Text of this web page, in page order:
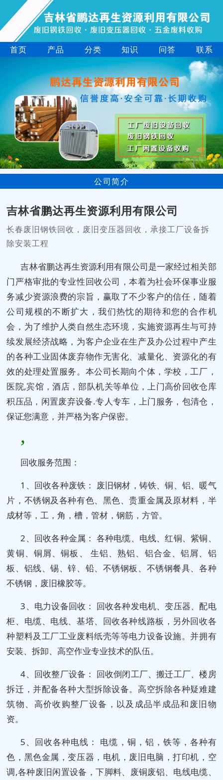
首页 产品 分类 知识 问答 联系
公司简介
吉林省鹏达再生资源利用有限公司
长春废旧钢铁回收，废旧变压器回收，承接工厂设备拆
除安装工程
吉林省鹏达再生资源利用有限公司是一家经过相关部
门严格审批的专业性回收公司，本着为社会环保事业服
务减少资源浪费的宗旨，赢取了不少客户的信任，随着
公司规模的不断扩大，我们热忱的期待和您的合作机
会，为了维护人类自然生态环境，实施资源再生与可持
续发展经济战略，为客户企业在生产及办公过程中产生
的各种工业固体废弃物作无害化、减量化、资源化的有
效的处理处置服务。本公司长期向个体，学校，工厂，
医院,宾馆，酒店，部队机关等单位，上门高价回收仓库
积压品，闲置废弃设备.专人专车，上门服务，包清仓，
保证您满意，并严格为客户保密。
,
回收服务范围：
1、回收各种废铁： 废旧钢材，铸铁、铜、铝、暖气
片，不锈钢及各种有色、黑色、贵重金属及原材料，半
成材等，工，角，槽，管材，钢筋，方管。
2、回收各种金属： 各种电缆、电线、红铜、紫铜、
黄铜、铜屑、铜板、 生铝、熟铝、铝合金、铝屑、铝
板、铝线、锡、锌、铅、不锈钢板、不锈钢餐具、各种
不锈钢，废旧橡胶等。
3、电力设备回收： 回收各种发电机、变压器、配电
柜、电缆、电线、基塔、回收各种线路板，另外回收各
种塑料及工厂工业废料纸壳等等电力设备设施。并拥有
安装、拆卸、高空作业专业技术的队伍。
4、回收整厂设备： 回收倒闭工厂、搬迁工厂、楼房
拆迁，并配备各种大型拆除设备。高空拆除各种疑难建
筑物、高价收购整厂设备，以及成品半成品和废旧物
资。
5、回收各种电线： 电缆，铜，铝，铁等，各种有
色，黑色金属，变压器，电机，废旧电脑，打印机，空
调,各种废旧闲置设备，下脚料、废铜废铝、电线电缆、